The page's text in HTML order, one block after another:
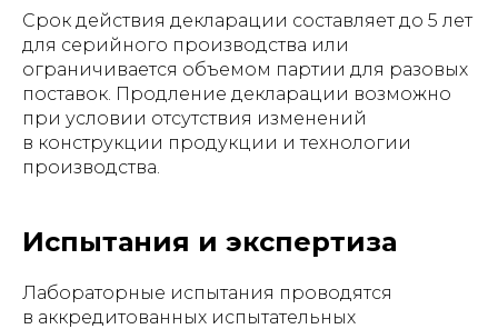
Срок действия декларации составляет до 5 лет
для серийного производства или
ограничивается объемом партии для разовых
поставок. Продление декларации возможно
при условии отсутствия изменений
в конструкции продукции и технологии
производства.
Испытания и экспертиза
Лабораторные испытания проводятся
в аккредитованных испытательных